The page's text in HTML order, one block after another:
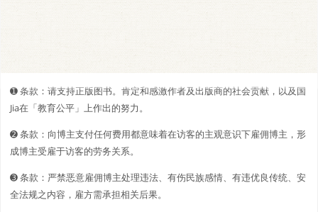
➊️ 条款：请支持正版图书。肯定和感激作者及出版商的社会贡献，以及国
Jia在「教育公平」上作出的努力。
➋️️ 条款：向博主支付任何费用都意味着在访客的主观意识下雇佣博主，形
成博主受雇于访客的劳务关系。
➌ 条款：严禁恶意雇佣博主处理违法、有伤民族感情、有违优良传统、安
全法规之内容，雇方需承担相关后果。